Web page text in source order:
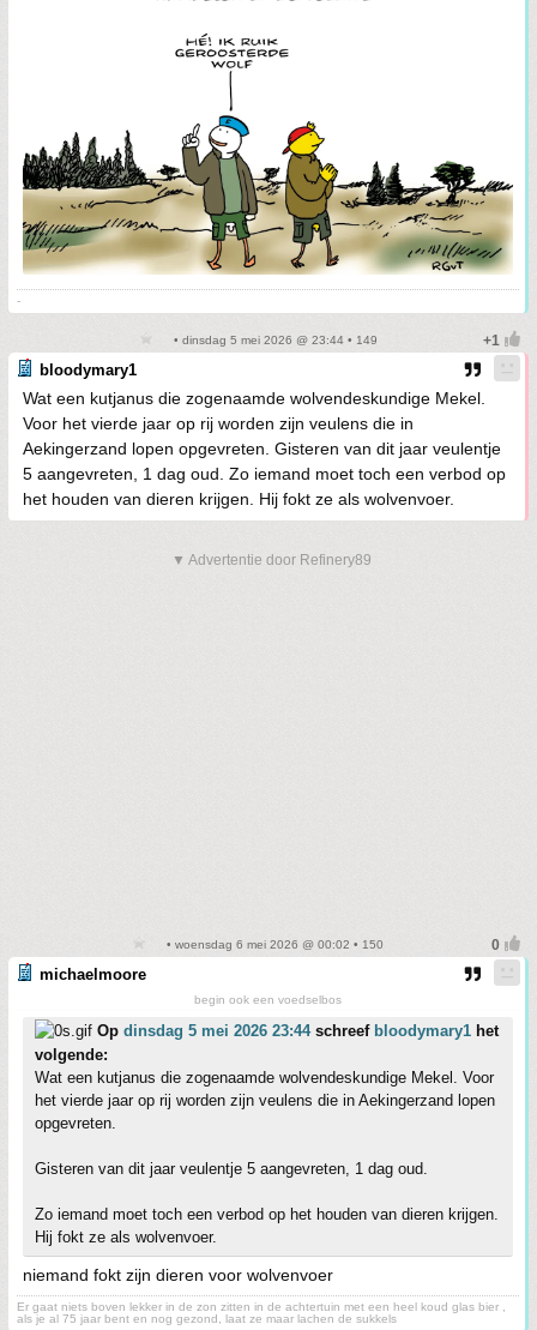
-
• dinsdag 5 mei 2026 @ 23:44 • 149
bloodymary1
Wat een kutjanus die zogenaamde wolvendeskundige Mekel.
Voor het vierde jaar op rij worden zijn veulens die in
Aekingerzand lopen opgevreten. Gisteren van dit jaar veulentje
5 aangevreten, 1 dag oud. Zo iemand moet toch een verbod op
het houden van dieren krijgen. Hij fokt ze als wolvenvoer.
▼ Advertentie door Refinery89
• woensdag 6 mei 2026 @ 00:02 • 150
michaelmoore
begin ook een voedselbos
Op dinsdag 5 mei 2026 23:44schreef bloodymary1 het
volgende:
Wat een kutjanus die zogenaamde wolvendeskundige Mekel. Voor
het vierde jaar op rij worden zijn veulens die in Aekingerzand lopen
opgevreten.
Gisteren van dit jaar veulentje 5 aangevreten, 1 dag oud.
Zo iemand moet toch een verbod op het houden van dieren krijgen.
Hij fokt ze als wolvenvoer.
niemand fokt zijn dieren voor wolvenvoer
Er gaat niets boven lekker in de zon zitten in de achtertuin met een heel koud glas bier ,
als je al 75 jaar bent en nog gezond, laat ze maar lachen de sukkels